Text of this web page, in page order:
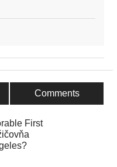
Comments
First